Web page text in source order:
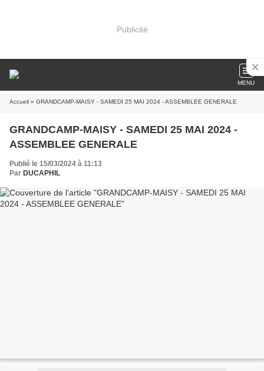
Publicité
MENU
Accueil » GRANDCAMP-MAISY - SAMEDI 25 MAI 2024 - ASSEMBLEE GENERALE
GRANDCAMP-MAISY - SAMEDI 25 MAI 2024 -
ASSEMBLEE GENERALE
Publié le 15/03/2024 à 11:13
Par DUCAPHIL